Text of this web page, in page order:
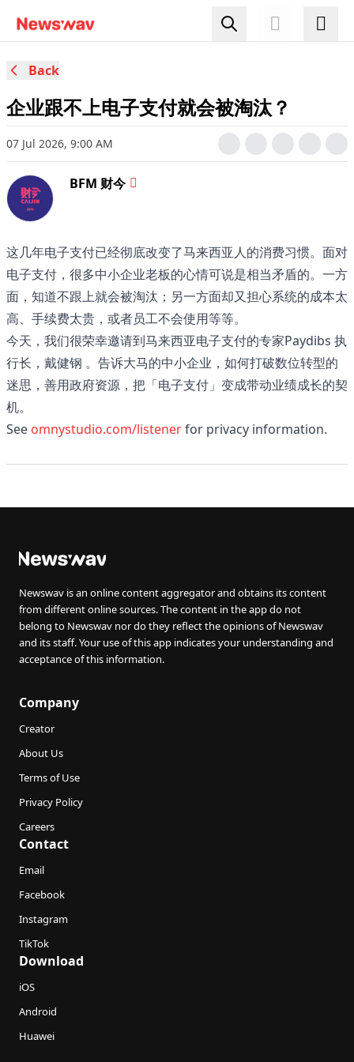
Back
企业跟不上电子支付就会被淘汰？
07 Jul 2026, 9:00 AM
BFM 财今
这几年电子支付已经彻底改变了马来西亚人的消费习惯。面对
电子支付，很多中小企业老板的心情可说是相当矛盾的。一方
面，知道不跟上就会被淘汰；另一方面却又担心系统的成本太
高、手续费太贵，或者员工不会使用等等。
今天，我们很荣幸邀请到马来西亚电子支付的专家Paydibs 执
行长，戴健钢 。告诉大马的中小企业，如何打破数位转型的
迷思，善用政府资源，把「电子支付」变成带动业绩成长的契
机。
See omnystudio.com/listenerfor privacy information.
Newswav is an online content aggregator and obtains its content
from different online sources. The content in the app do not
belong to Newswav nor do they reflect the opinions of Newswav
and its staff. Your use of this app indicates your understanding and
acceptance of this information.
Company
Creator
About Us
Terms of Use
Privacy Policy
Careers
Contact
Email
Facebook
Instagram
TikTok
Download
iOS
Android
Huawei